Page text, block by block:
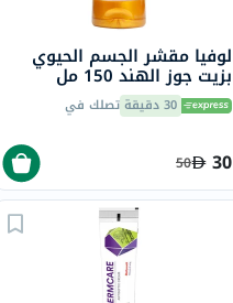
لوفيا مقشر الجسم الحيوي
بزيت جوز الهند 150 مل
30 دقيقة تصلك في
30
50